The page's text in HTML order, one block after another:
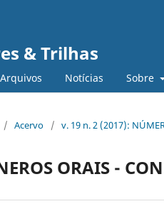
& Trilhas
Arquivos Notícias Sobre
/ Acervo / v. 19 n. 2 (2017):
ORAIS -